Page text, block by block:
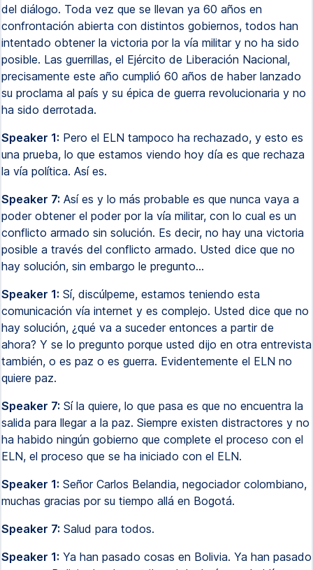
del diálogo. Toda vez que se llevan ya 60 años en
confrontación abierta con distintos gobiernos, todos han
intentado obtener la victoria por la vía militar y no ha sido
posible. Las guerrillas, el Ejército de Liberación Nacional,
precisamente este año cumplió 60 años de haber lanzado
su proclama al país y su épica de guerra revolucionaria y no
ha sido derrotada.
Speaker 1: Pero el ELN tampoco ha rechazado, y esto es
una prueba, lo que estamos viendo hoy día es que rechaza
la vía política. Así es.
Speaker 7: Así es y lo más probable es que nunca vaya a
poder obtener el poder por la vía militar, con lo cual es un
conflicto armado sin solución. Es decir, no hay una victoria
posible a través del conflicto armado. Usted dice que no
hay solución, sin embargo le pregunto...
Speaker 1: Sí, discúlpeme, estamos teniendo esta
comunicación vía internet y es complejo. Usted dice que no
hay solución, ¿qué va a suceder entonces a partir de
ahora? Y se lo pregunto porque usted dijo en otra entrevista
también, o es paz o es guerra. Evidentemente el ELN no
quiere paz.
Speaker 7: Sí la quiere, lo que pasa es que no encuentra la
salida para llegar a la paz. Siempre existen distractores y no
ha habido ningún gobierno que complete el proceso con el
ELN, el proceso que se ha iniciado con el ELN.
Speaker 1: Señor Carlos Belandia, negociador colombiano,
muchas gracias por su tiempo allá en Bogotá.
Speaker 7: Salud para todos.
Speaker 1: Ya han pasado cosas en Bolivia. Ya han pasado